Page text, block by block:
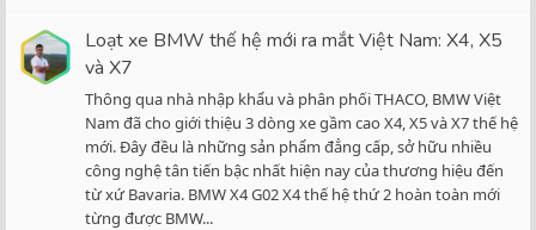
Loạt xe BMW thế hệ mới ra mắt Việt Nam: X4, X5
và X7
Thông qua nhà nhập khẩu và phân phối THACO, BMW Việt
Nam đã cho giới thiệu 3 dòng xe gầm cao X4, X5 và X7 thế hệ
mới. Đây đều là những sản phẩm đẳng cấp, sở hữu nhiều
công nghệ tân tiến bậc nhất hiện nay của thương hiệu đến
từ xứ Bavaria. BMW X4 G02 X4 thế hệ thứ 2 hoàn toàn mới
từng được BMW...